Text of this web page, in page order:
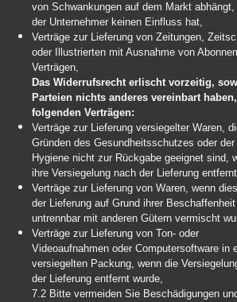
von Schwankungen auf dem Markt
der Unternehmer keinen Einfluss hat,
Verträge zur Lieferung von Zeitungen,
oder Illustrierten mit Ausnahme von
Verträgen,
Das Widerrufsrecht erlischt vorzeitig,
Parteien nichts anderes vereinbart
folgenden Verträgen:
Verträge zur Lieferung versiegelter Waren,
Gründen des Gesundheitsschutzes oder der
Hygiene nicht zur Rückgabe geeignet sind,
ihre Versiegelung nach der Lieferung
Verträge zur Lieferung von Waren, wenn
der Lieferung auf Grund ihrer Beschaffenheit
untrennbar mit anderen Gütern vermischt
Verträge zur Lieferung von Ton- oder
Videoaufnahmen oder Computersoftware in
versiegelten Packung, wenn die
der Lieferung entfernt wurde,
7.2 Bitte vermeiden Sie Beschädigungen